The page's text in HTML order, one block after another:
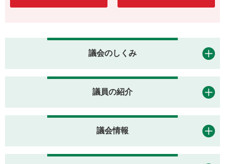
議会のしくみ
議員の紹介
議会情報